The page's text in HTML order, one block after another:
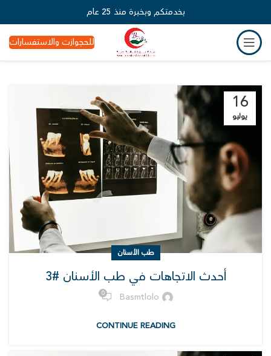
بخدمتكم وبخبرة منذ 25 عام
للحجوازت والاستفسارات
16
يوليو
طب الأسنان
أحدث الاتجاهات في طب الأسنان #3
Basmtlolo
0
CONTINUE READING